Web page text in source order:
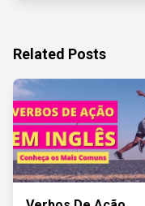
Related Posts